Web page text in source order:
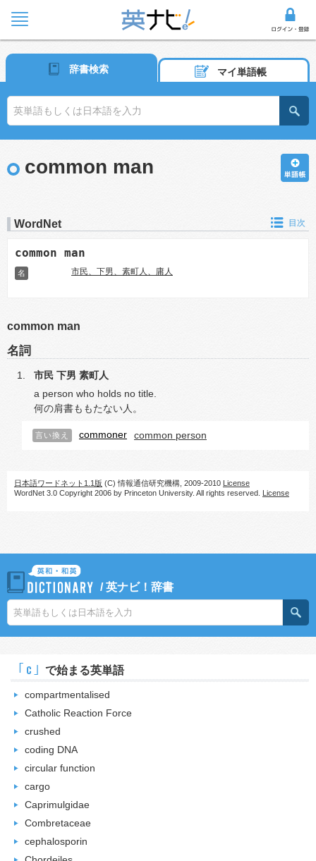
辞書検索 マイ単語帳
common man
WordNet 目次
common man
名 市民、下男、素町人、庸人
common man
名詞
市民 下男 素町人
a person who holds no title.
何の肩書ももたない人。
言い換え commoner common person
日本語ワードネット1.1版 (C) 情報通信研究機構, 2009-2010 License
WordNet 3.0 Copyright 2006 by Princeton University. All rights reserved. License
/英ナビ！辞書
｢c｣ で始まる英単語
compartmentalised
Catholic Reaction Force
crushed
coding DNA
circular function
cargo
Caprimulgidae
Combretaceae
cephalosporin